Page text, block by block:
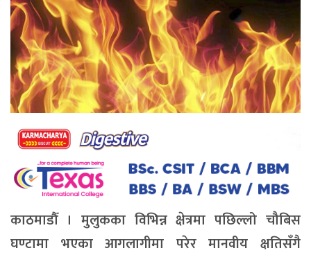
काठमाडौँ । मुलुकका विभिन्न क्षेत्रमा पछिल्लो चौबिस
घण्टामा भएका आगलागीमा परेर मानवीय क्षतिसँगै